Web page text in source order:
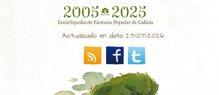
Actualizado en data 27/07/2026